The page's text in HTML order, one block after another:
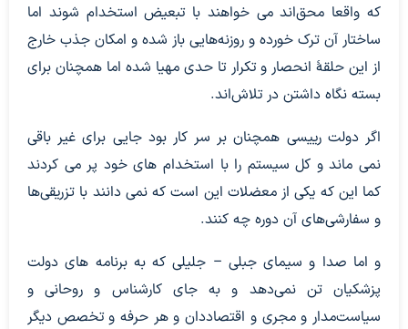
که واقعا محق‌اند می خواهند با تبعیض استخدام شوند اما
ساختار آن ترک خورده و روزنه‌هایی باز شده و امکان جذب خارج
از این حلقۀ انحصار و تکرار تا حدی مهیا شده اما همچنان برای
بسته نگاه داشتن در تلاش‌اند.
اگر دولت رییسی همچنان بر سر کار بود جایی برای غیر باقی
نمی ماند و کل سیستم را با استخدام های خود پر می کردند
کما این که یکی از معضلات این است که نمی دانند با تزریقی‌ها
و سفارشی‌های آن دوره چه کنند.
و اما صدا و سیمای جبلی – جلیلی که به برنامه های دولت
پزشکیان تن نمی‌دهد و به جای کارشناس و روحانی و
سیاست‌مدار و مجری و اقتصاددان و هر حرفه و تخصص دیگر